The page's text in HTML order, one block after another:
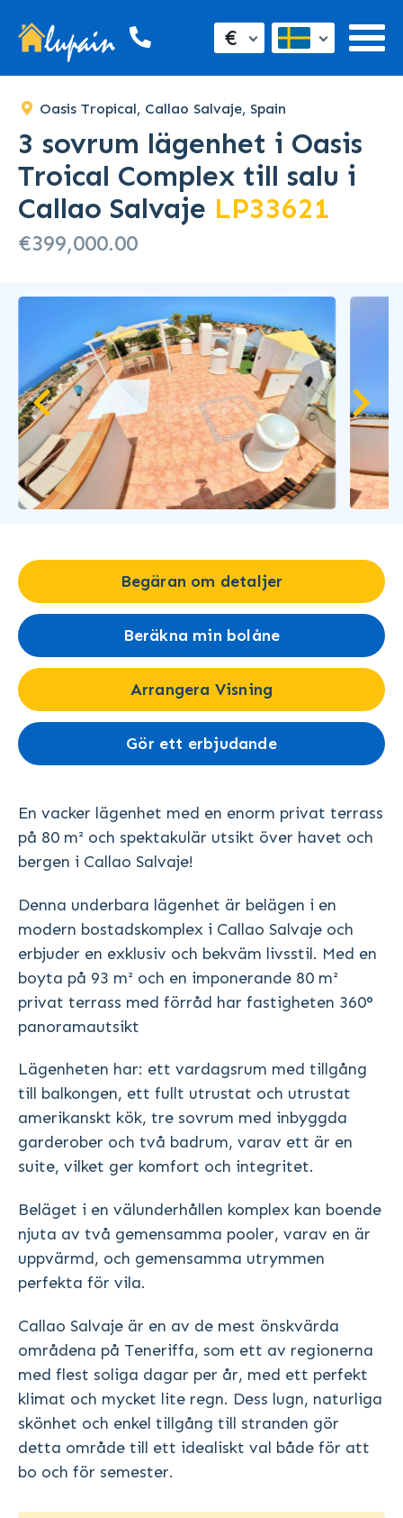
€
Oasis Tropical, Callao Salvaje, Spain
3 sovrum lägenhet i Oasis
Troical Complex till salu i
Callao Salvaje LP33621
€399,000.00
SOLD
Begäran om detaljer
Beräkna min bolåne
Arrangera Visning
Gör ett erbjudande
En vacker lägenhet med en enorm privat terrass
på 80 m² och spektakulär utsikt över havet och
bergen i Callao Salvaje!
Denna underbara lägenhet är belägen i en
modern bostadskomplex i Callao Salvaje och
erbjuder en exklusiv och bekväm livsstil. Med en
boyta på 93 m² och en imponerande 80 m²
privat terrass med förråd har fastigheten 360°
panoramautsikt
Lägenheten har: ett vardagsrum med tillgång
till balkongen, ett fullt utrustat och utrustat
amerikanskt kök, tre sovrum med inbyggda
garderober och två badrum, varav ett är en
suite, vilket ger komfort och integritet.
Beläget i en välunderhållen komplex kan boende
njuta av två gemensamma pooler, varav en är
uppvärmd, och gemensamma utrymmen
perfekta för vila.
Callao Salvaje är en av de mest önskvärda
områdena på Teneriffa, som ett av regionerna
med flest soliga dagar per år, med ett perfekt
klimat och mycket lite regn. Dess lugn, naturliga
skönhet och enkel tillgång till stranden gör
detta område till ett idealiskt val både för att
bo och för semester.